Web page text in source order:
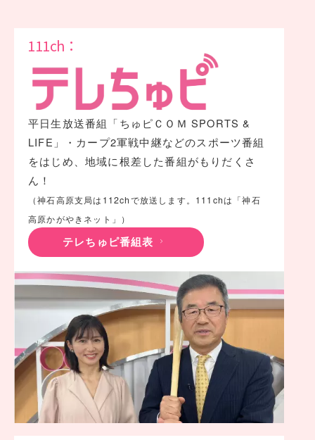
111ch：
平日生放送番組「ちゅピＣＯＭ SPORTS &
LIFE」・カープ2軍戦中継などのスポーツ番組
をはじめ、地域に根差した番組がもりだくさ
ん！
（神石高原支局は112chで放送します。111chは「神石
高原かがやきネット」）
テレちゅピ番組表